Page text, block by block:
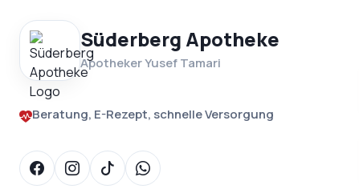
Süderberg Apotheke
Apotheker Yusef Tamari
Beratung, E-Rezept, schnelle Versorgung